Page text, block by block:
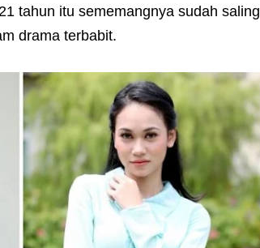
tahun itu sememangnya sudah saling
drama terbabit.